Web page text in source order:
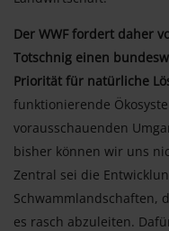
Der WWF fordert daher
Totschnig einen
Priorität für natürliche
funktionierende
vorausschauenden
bisher können wir uns
Zentral sei die
Schwammlandschaften,
es rasch abzuleiten.